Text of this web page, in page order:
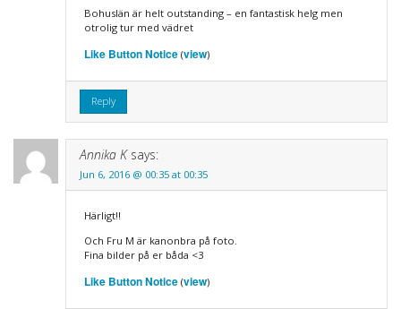
Bohuslän är helt outstanding – en fantastisk helg men
otrolig tur med vädret
Like Button Notice(view)
Reply
Annika K says:
Jun 6, 2016 @ 00:35 at 00:35
Härligt!!
Och Fru M är kanonbra på foto.
Fina bilder på er båda <3
Like Button Notice(view)